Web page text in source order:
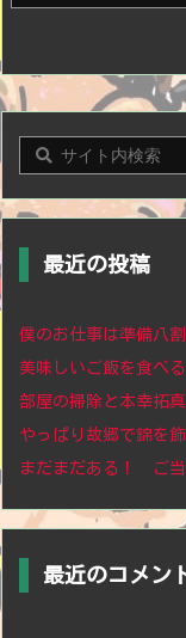
最近の投稿
僕のお仕事は準備八割
美味しいご飯を食べ
部屋の掃除と本幸拓真
やっぱり故郷で錦を
まだまだある！ ご当
最近のコメン